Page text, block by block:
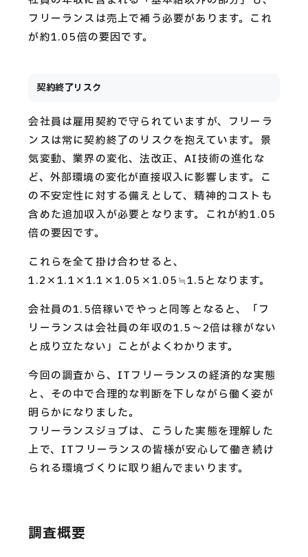
フリーランスは売上で補う必要があります。これ
が約1.05倍の要因です。
契約終了リスク
会社員は雇用契約で守られていますが、フリーラ
ンスは常に契約終了のリスクを抱えています。景
気変動、業界の変化、法改正、AI技術の進化な
ど、外部環境の変化が直接収入に影響します。こ
の不安定性に対する備えとして、精神的コストも
含めた追加収入が必要となります。これが約1.05
倍の要因です。
これらを全て掛け合わせると、
1.2×1.1×1.1×1.05×1.05≒1.5となります。
会社員の1.5倍稼いでやっと同等となると、「フ
リーランスは会社員の年収の1.5〜2倍は稼がない
と成り立たない」ことがよくわかります。
今回の調査から、ITフリーランスの経済的な実態
と、その中で合理的な判断を下しながら働く姿が
明らかになりました。
フリーランスジョブは、こうした実態を理解した
上で、ITフリーランスの皆様が安心して働き続け
られる環境づくりに取り組んでまいります。
調査概要